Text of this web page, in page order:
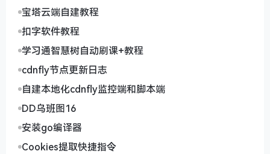
宝塔云端自建教程
扣字软件教程
学习通智慧树自动刷课+教程
cdnfly节点更新日志
自建本地化cdnfly监控端和脚本端
DD乌班图16
安装go编译器
Cookies提取快捷指令